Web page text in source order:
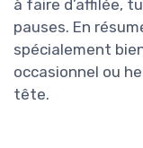
à faire d’affilée,
pauses. En
spécialement
occasionnel ou
tête.